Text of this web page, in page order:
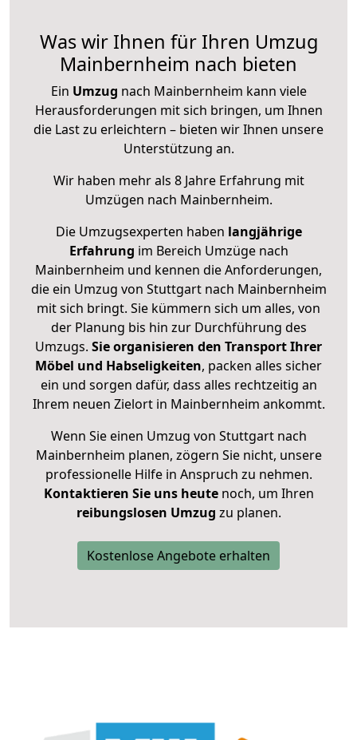
Was wir Ihnen für Ihren Umzug
Mainbernheim nach bieten
Ein Umzug nach Mainbernheim kann viele
Herausforderungen mit sich bringen, um Ihnen
die Last zu erleichtern – bieten wir Ihnen unsere
Unterstützung an.
Wir haben mehr als 8 Jahre Erfahrung mit
Umzügen nach Mainbernheim.
Die Umzugsexperten haben langjährige
Erfahrung im Bereich Umzüge nach
Mainbernheim und kennen die Anforderungen,
die ein Umzug von Stuttgart nach Mainbernheim
mit sich bringt. Sie kümmern sich um alles, von
der Planung bis hin zur Durchführung des
Umzugs. Sie organisieren den Transport Ihrer
Möbel und Habseligkeiten, packen alles sicher
ein und sorgen dafür, dass alles rechtzeitig an
Ihrem neuen Zielort in Mainbernheim ankommt.
Wenn Sie einen Umzug von Stuttgart nach
Mainbernheim planen, zögern Sie nicht, unsere
professionelle Hilfe in Anspruch zu nehmen.
Kontaktieren Sie uns heutenoch, um Ihren
reibungslosen Umzug zu planen.
Kostenlose Angebote erhalten